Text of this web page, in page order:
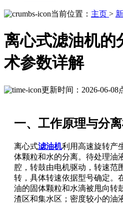
当前位置： 主页 >
离心式滤油机的
术参数详解
更新时间：2026-06-08
一、工作原理与分离
离心式滤油机利用高速旋转产
体颗粒和水的分离。待处理油
腔，转鼓由电机驱动，转速范
转，具体转速依据型号确定。
油的固体颗粒和水滴被甩向转
渣区和集水区；密度较小的油